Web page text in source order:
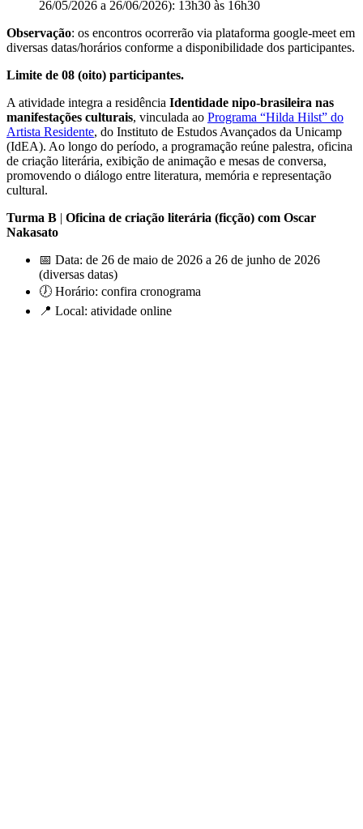
26/05/2026 a 26/06/2026): 13h30 às 16h30
Observação: os encontros ocorrerão via plataforma google-meet em
diversas datas/horários conforme a disponibilidade dos participantes.
Limite de 08 (oito) participantes.
A atividade integra a residência Identidade nipo-brasileira nas
manifestações culturais, vinculada ao Programa “Hilda Hilst” do
Artista Residente, do Instituto de Estudos Avançados da Unicamp
(IdEA). Ao longo do período, a programação reúne palestra, oficina
de criação literária, exibição de animação e mesas de conversa,
promovendo o diálogo entre literatura, memória e representação
cultural.
Turma B | Oficina de criação literária (ficção) com Oscar
Nakasato
📅 Data: de 26 de maio de 2026 a 26 de junho de 2026
(diversas datas)
🕖 Horário: confira cronograma
📍 Local: atividade online